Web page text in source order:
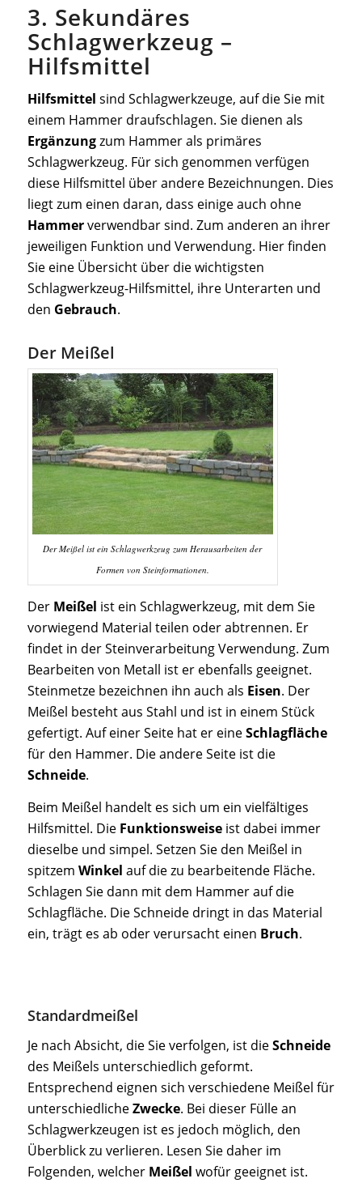
3. Sekundäres
Schlagwerkzeug –
Hilfsmittel
Hilfsmittel sind Schlagwerkzeuge, auf die Sie mit
einem Hammer draufschlagen. Sie dienen als
Ergänzungzum Hammer als primäres
Schlagwerkzeug. Für sich genommen verfügen
diese Hilfsmittel über andere Bezeichnungen. Dies
liegt zum einen daran, dass einige auch ohne
Hammerverwendbar sind. Zum anderen an ihrer
jeweiligen Funktion und Verwendung. Hier finden
Sie eine Übersicht über die wichtigsten
Schlagwerkzeug-Hilfsmittel, ihre Unterarten und
den Gebrauch.
Der Meißel
Der Meißel ist ein Schlagwerkzeug zum Herausarbeiten der
Formen von Steinformationen.
Der Meißel ist ein Schlagwerkzeug, mit dem Sie
vorwiegend Material teilen oder abtrennen. Er
findet in der Steinverarbeitung Verwendung. Zum
Bearbeiten von Metall ist er ebenfalls geeignet.
Steinmetze bezeichnen ihn auch als Eisen. Der
Meißel besteht aus Stahl und ist in einem Stück
gefertigt. Auf einer Seite hat er eineSchlagfläche
für den Hammer. Die andere Seite ist die
Schneide.
Beim Meißel handelt es sich um ein vielfältiges
Hilfsmittel. Die Funktionsweiseist dabei immer
dieselbe und simpel. Setzen Sie den Meißel in
spitzem Winkel auf die zu bearbeitende Fläche.
Schlagen Sie dann mit dem Hammer auf die
Schlagfläche. Die Schneide dringt in das Material
ein, trägt es ab oder verursacht einen Bruch.
Standardmeißel
Je nach Absicht, die Sie verfolgen, ist dieSchneide
des Meißels unterschiedlich geformt.
Entsprechend eignen sich verschiedene Meißel für
unterschiedlicheZwecke. Bei dieser Fülle an
Schlagwerkzeugen ist es jedoch möglich, den
Überblick zu verlieren. Lesen Sie daher im
Folgenden, welcher Meißel wofür geeignet ist.